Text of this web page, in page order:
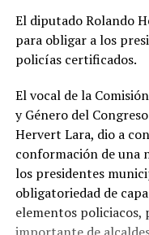
El diputado Rolando
para obligar a los
policías certificados.
El vocal de la
y Género del
Hervert Lara, dio a
conformación de una
los presidentes
obligatoriedad de
elementos policiacos,